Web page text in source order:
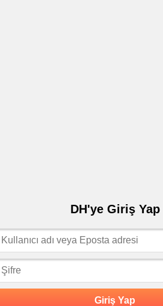
DH'ye Giriş Yap
Giriş Yap